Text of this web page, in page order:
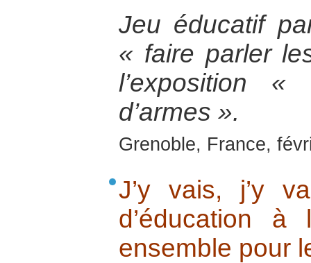
Jeu éducatif
« faire parler
l’exposition «
d’armes ».
Grenoble, France,
J’y vais, j’y
d’éducation
ensemble pour